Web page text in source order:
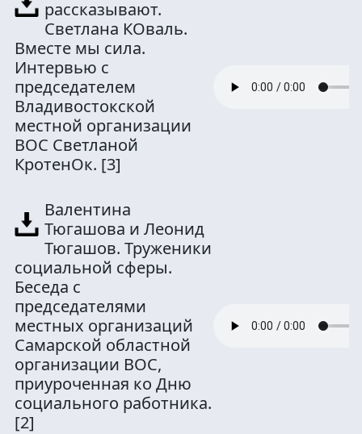
рассказывают.
Светлана КОваль.
Вместе мы сила.
Интервью с
председателем
Владивостокской
местной организации
ВОС Светланой
КротенОк. [3]
Валентина
Тюгашова и Леонид
Тюгашов. Труженики
социальной сферы.
Беседа с
председателями
местных организаций
Самарской областной
организации ВОС,
приуроченная ко Дню
социального работника.
[2]